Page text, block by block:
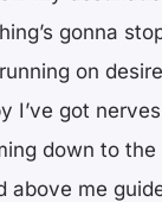
gonna
running on desire
I’ve got
down to the
above me